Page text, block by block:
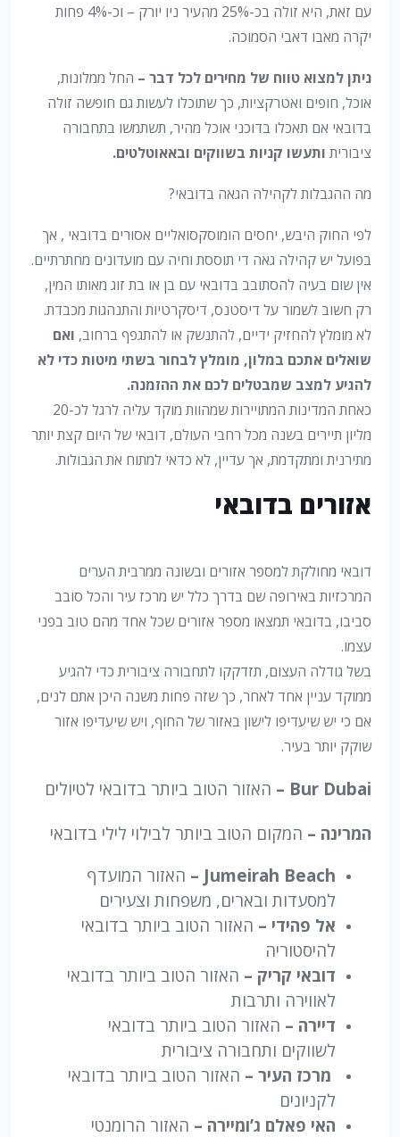
עם זאת, היא זולה בכ-25% מהעיר ניו יורק – וכ-4% פחות
יקרה מאבו דאבי הסמוכה.
ניתן למצוא טווח של מחירים לכל דבר – החל ממלונות,
אוכל, חופים ואטרקציות, כך שתוכלו לעשות גם חופשה זולה
בדובאי אם תאכלו בדוכני אוכל מהיר, תשתמשו בתחבורה
ציבורית ותעשו קניות בשווקים ובאאוטלטים.
מה ההגבלות לקהילה הגאה בדובאי?
לפי החוק היבש, יחסים הומוסקסואליים אסורים בדובאי , אך
בפועל יש קהילה גאה די תוססת וחיה עם מועדונים מחתרתיים.
אין שום בעיה להסתובב בדובאי עם בן או בת זוג מאותו המין,
רק חשוב לשמור על דיסטנס, דיסקרטיות והתנהגות מכבדת.
לא מומלץ להחזיק ידיים, להתנשק או להתגפף ברחוב, ואם
שואלים אתכם במלון, מומלץ לבחור בשתי מיטות כדי לא
להגיע למצב שמבטלים לכם את ההזמנה.
כאחת המדינות המתויירות שמהוות מוקד עליה לרגל לכ-20
מליון תיירים בשנה מכל רחבי העולם, דובאי של היום קצת יותר
מתירנית ומתקדמת, אך עדיין, לא כדאי למתוח את הגבולות.
אזורים בדובאי
דובאי מחולקת למספר אזורים ובשונה ממרבית הערים
המרכזיות באירופה שם בדרך כלל יש מרכז עיר והכל סובב
סביבו, בדובאי תמצאו מספר אזורים שכל אחד מהם טוב בפני
עצמו.
בשל גודלה העצום, תזדקקו לתחבורה ציבורית כדי להגיע
ממוקד עניין אחד לאחר, כך שזה פחות משנה היכן אתם לנים,
אם כי יש שיעדיפו לישון באזור של החוף, ויש שיעדיפו אזור
שוקק יותר בעיר.
Bur Dubai –
האזור הטוב ביותר בדובאי לטיולים
המרינה – המקום הטוב ביותר לבילוי לילי בדובאי
Jumeirah Beach –
האזור המועדף
למסעדות ובארים, משפחות וצעירים
אל פהידי – האזור הטוב ביותר בדובאי
להיסטוריה
דובאי קריק – האזור הטוב ביותר בדובאי
לאווירה ותרבות
דיירה – האזור הטוב ביותר בדובאי
לשווקים ותחבורה ציבורית
מרכז העיר – האזור הטוב ביותר בדובאי
לקניונים
האי פאלם ג’ומיירה – האזור הרומנטי